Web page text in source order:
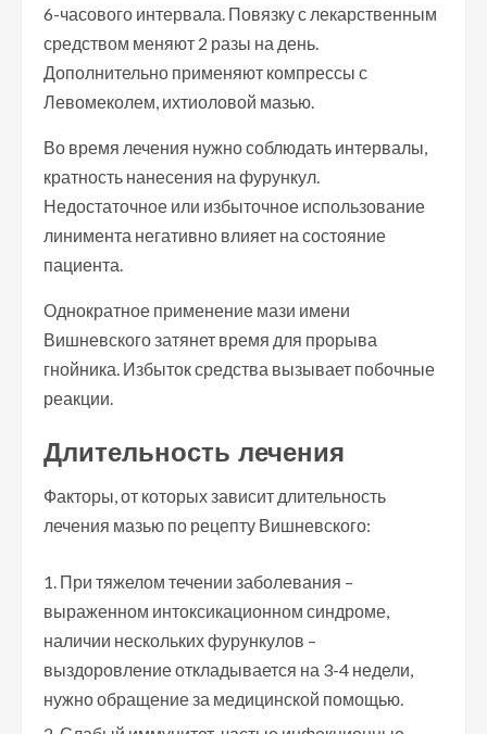
6-часового интервала. Повязку с лекарственным
средством меняют 2 разы на день.
Дополнительно применяют компрессы с
Левомеколем, ихтиоловой мазью.
Во время лечения нужно соблюдать интервалы,
кратность нанесения на фурункул.
Недостаточное или избыточное использование
линимента негативно влияет на состояние
пациента.
Однократное применение мази имени
Вишневского затянет время для прорыва
гнойника. Избыток средства вызывает побочные
реакции.
Длительность лечения
Факторы, от которых зависит длительность
лечения мазью по рецепту Вишневского:
При тяжелом течении заболевания –
выраженном интоксикационном синдроме,
наличии нескольких фурункулов –
выздоровление откладывается на 3-4 недели,
нужно обращение за медицинской помощью.